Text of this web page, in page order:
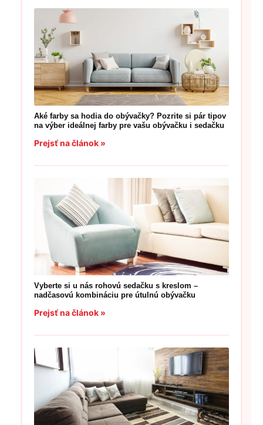
Aké farby sa hodia do obývačky? Pozrite si pár tipov
na výber ideálnej farby pre vašu obývačku i sedačku
Prejsť na článok »
Vyberte si u nás rohovú sedačku s kreslom –
nadčasovú kombináciu pre útulnú obývačku
Prejsť na článok »